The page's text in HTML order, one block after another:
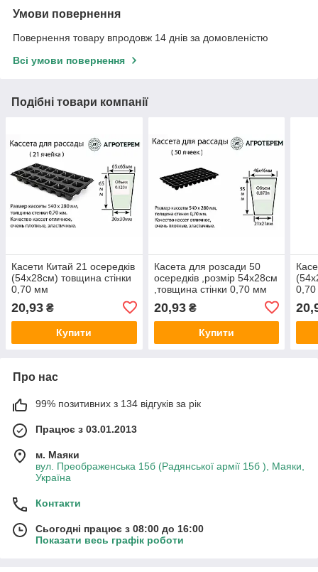
Умови повернення
Повернення товару впродовж 14 днів за домовленістю
Всі умови повернення
Подібні товари компанії
Касети Китай 21 осередків
(54х28см) товщина стінки
0,70 мм
20,93 ₴
Купити
Касета для розсади 50
осередків ,розмір 54х28см
,товщина стінки 0,70 мм
20,93₴
Купити
Про нас
99% позитивних з 134 відгуків за рік
Працює з 03.01.2013
м. Маяки
вул. Преображенська 15б (Радянської армії 15б ), Маяки,
Україна
Контакти
Сьогодні працює з 08:00 до 16:00
Показати весь графік роботи